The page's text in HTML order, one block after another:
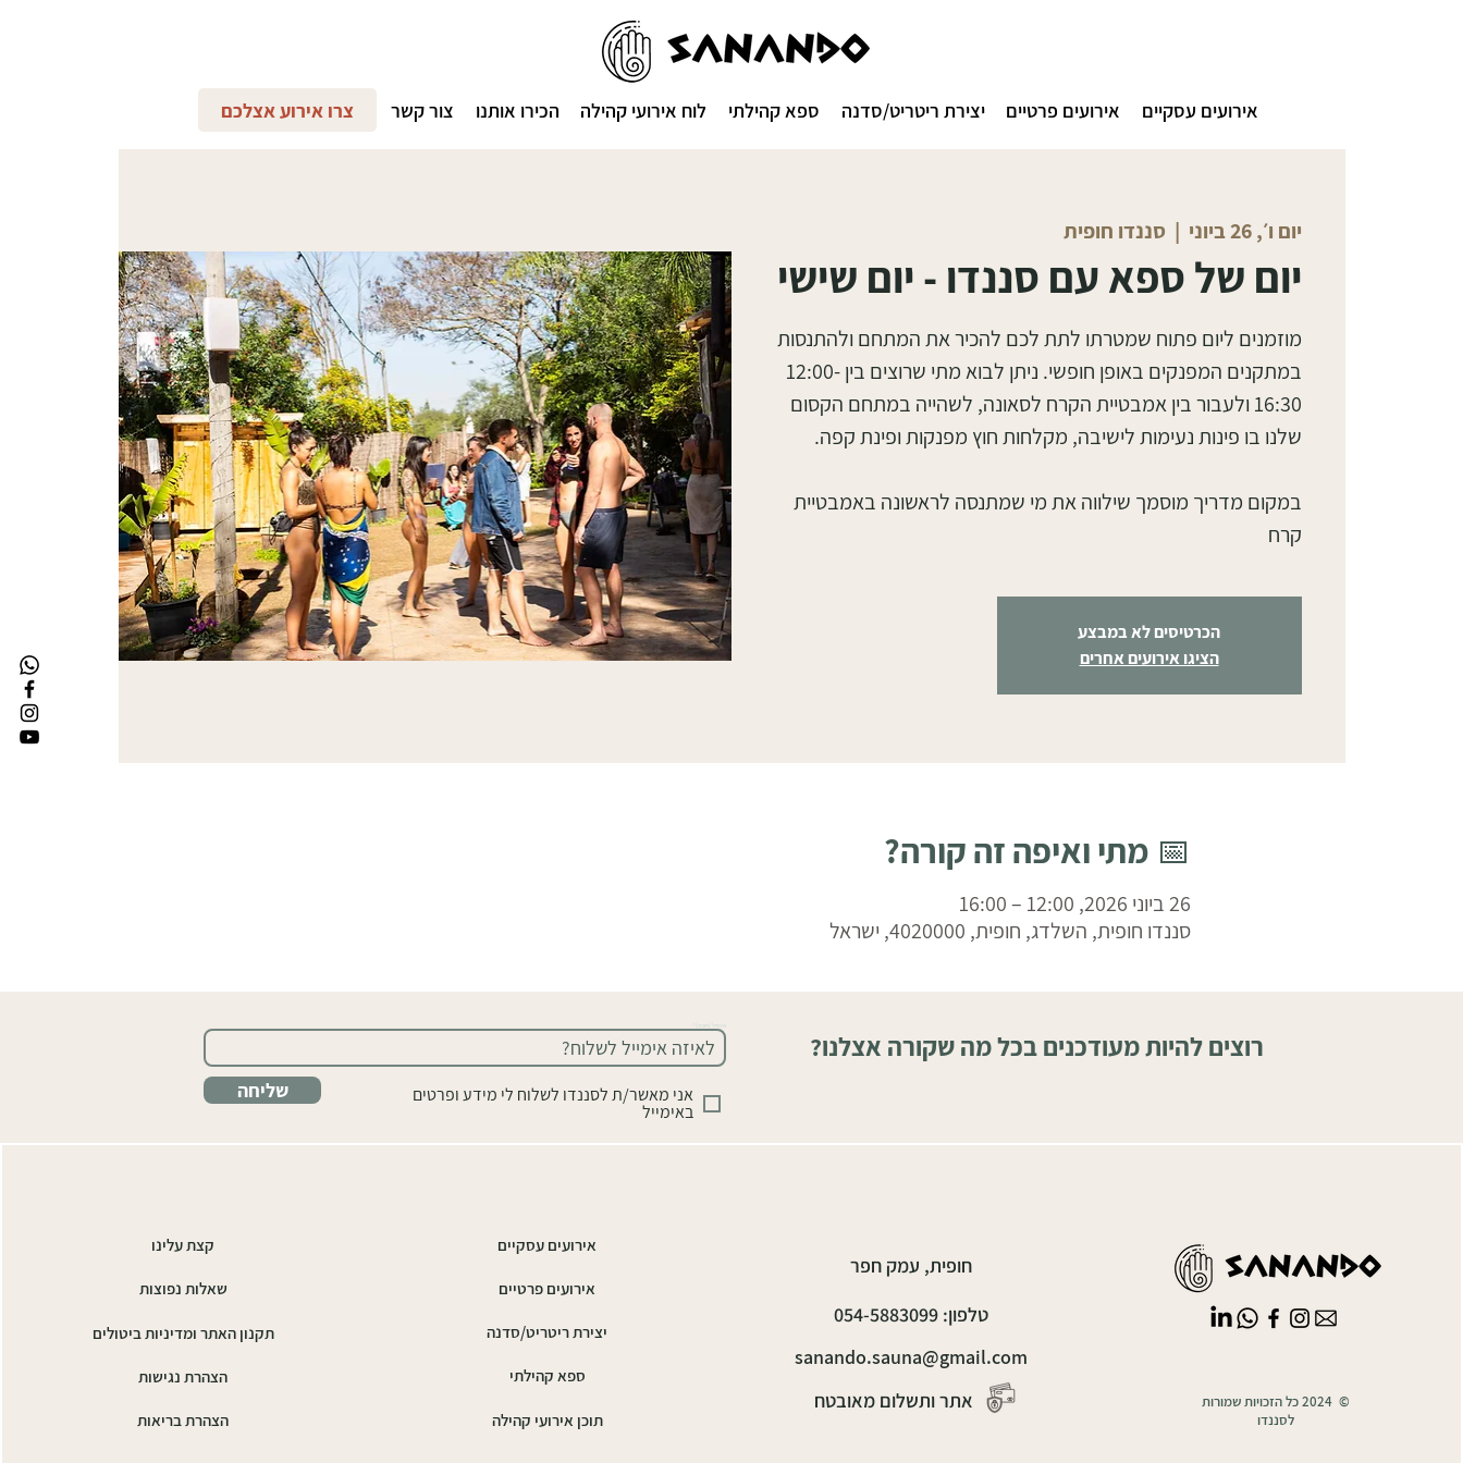
צרו אירוע אצלכם אירועים עסקיים אירועים פרטיים יצירת ריטריט/סדנה ספא קהילתי לוח אירועי קהילה הכירו אותנו צור קשר
יום ו׳, 26 ביוני
  |
סננדו חופית
יום של ספא עם סננדו - יום שישי
מוזמנים ליום פתוח שמטרתו לתת לכם להכיר את המתחם ולהתנסות
במתקנים המפנקים באופן חופשי. ניתן לבוא מתי שרוצים בין 12:00-
16:30 ולעבור בין אמבטיית הקרח לסאונה, לשהייה במתחם הקסום
במקום מדריך מוסמך שילווה את מי שמתנסה לראשונה באמבטיית
קרח
הכרטיסים לא במבצע
הציגו אירועים אחרים
📅 מתי ואיפה זה קורה?
26 ביוני 2026, 12:00 – 16:00
סננדו חופית, השלדג, חופית, 4020000, ישראל
רוצים להיות מעודכנים בכל מה שקורה אצלנו?
שליחה אני מאשר/ת לסננדו לשלוח לי מידע ופרטים
באימייל
קצת עלינו
שאלות נפוצות
תקנון האתר ומדיניות ביטולים
הצהרת נגישות
הצהרת בריאות
אירועים עסקיים
אירועים פרטיים
יצירת ריטריט/סדנה
ספא קהילתי
תוכן אירועי קהילה
חופית, עמק חפר
טלפון: 054-5883099
sanando.sauna@gmail.com
אתר ותשלום מאובטח
© 2024 כל הזכויות שמורות
לסננדו